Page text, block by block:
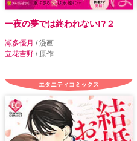
一夜の夢では終われない!?２
瀬多優月 / 漫画
立花吉野 / 原作
エタニティコミックス